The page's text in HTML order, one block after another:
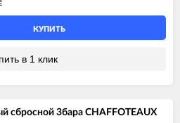
ALIXIA ULTRA 20 FF
ALIXIA ULTRA 24 CF
ALIXIA ULTRA 24 FF
INOA ULTRA 24 FF
PIGMA ULTRA 25 FF
PIGMA ULTRA SYSTEM 25 CF
КУПИТЬ
в 1 клик
сбросной 3бара CHAFFOTEAUX